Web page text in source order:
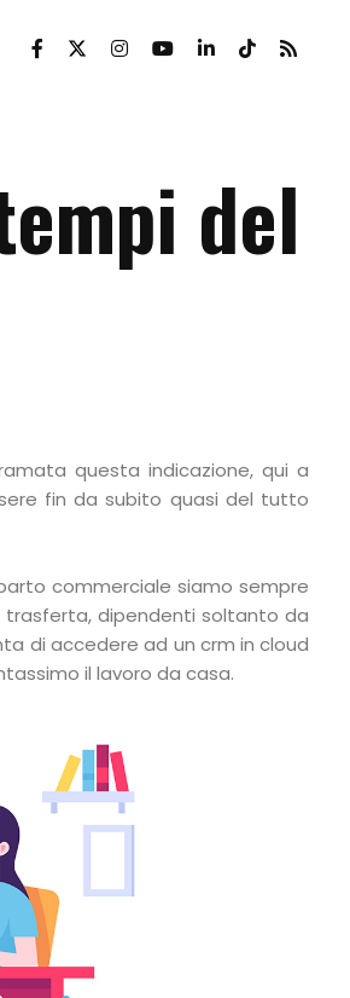
del
questa indicazione, qui a
fin da subito quasi del tutto
commerciale siamo sempre
trasferta, dipendenti soltanto da
di accedere ad un crm in cloud
il lavoro da casa.